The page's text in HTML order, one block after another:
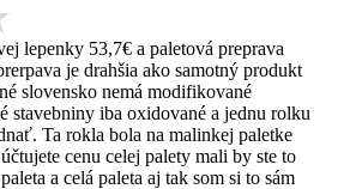
lepenky 53,7€ a paletová preprava
je drahšia ako samotný produkt
slovensko nemá modifikované
stavebniny iba oxidované a jednu rolku
Ta rokla bola na malinkej paletke
cenu celej palety mali by ste to
a celá paleta aj tak som si to sám